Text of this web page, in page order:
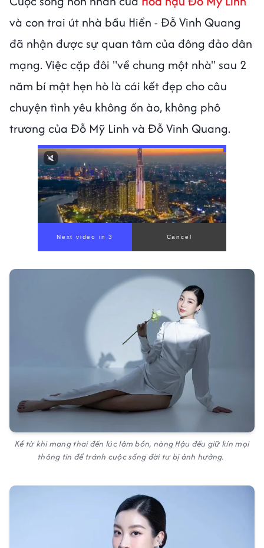
và con trai út nhà bầu Hiển - Đỗ Vinh Quang
đã nhận được sự quan tâm của đông đảo dân
mạng. Việc cặp đôi "về chung một nhà" sau 2
năm bí mật hẹn hò là cái kết đẹp cho câu
chuyện tình yêu không ồn ào, không phô
trương của Đỗ Mỹ Linh và Đỗ Vinh Quang.
Kể từ khi mang thai đến lúc lâm bồn, nàng Hậu đều giữ kín mọi
thông tin để tránh cuộc sống đời tư bị ảnh hưởng.